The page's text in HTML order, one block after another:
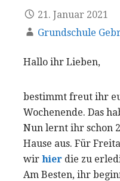
21. Januar 2021
Grundschule
Hallo ihr Lieben,
bestimmt freut ihr
Wochenende. Das
Nun lernt ihr schon
Hause aus. Für
wir hier die zu
Am Besten, ihr